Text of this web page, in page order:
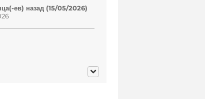
ев) назад (15/05/2026)